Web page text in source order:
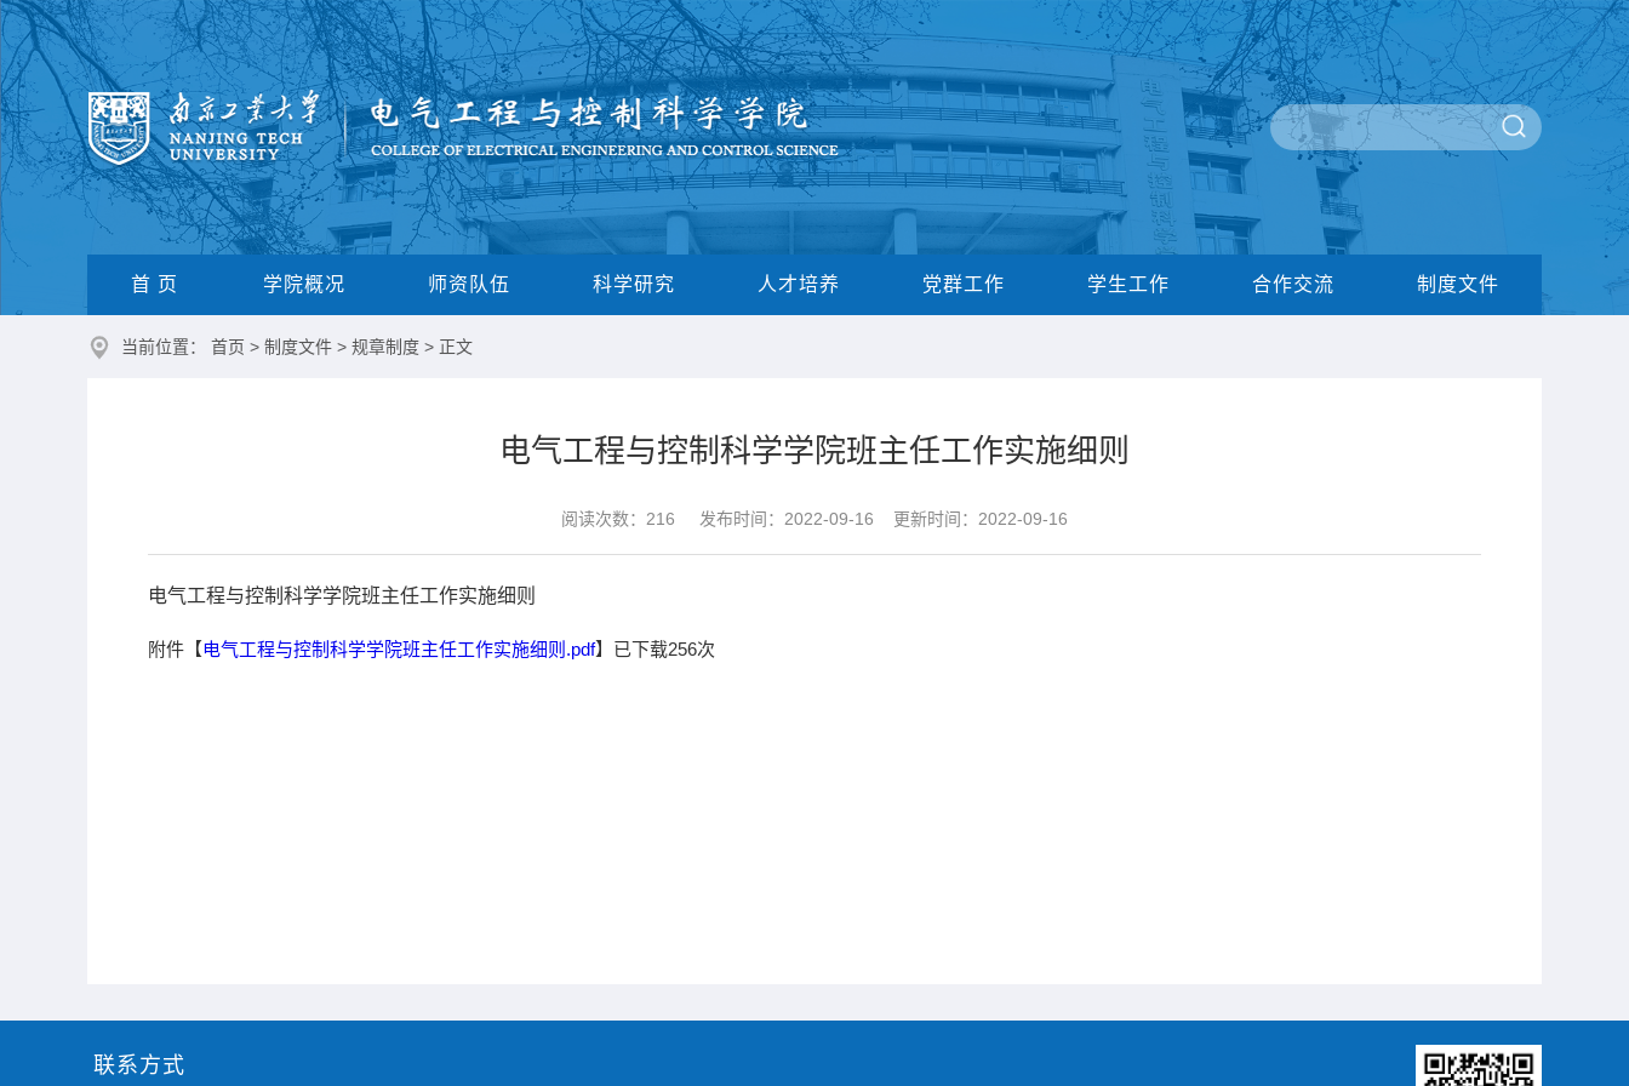
首 页 学院概况 师资队伍 科学研究 人才培养 党群工作 学生工作 合作交流 制度文件
当前位置： 首页 > 制度文件 > 规章制度 > 正文
电气工程与控制科学学院班主任工作实施细则
阅读次数： 216 发布时间：2022-09-16 更新时间：2022-09-16
电气工程与控制科学学院班主任工作实施细则
附件【电气工程与控制科学学院班主任工作实施细则.pdf】已下载256次
联系方式